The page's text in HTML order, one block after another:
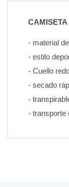
- material
- estilo
- Cuello
- secado
-
- transporte